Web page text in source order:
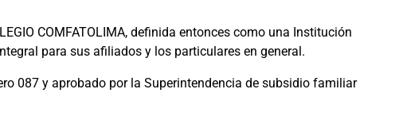
COMFATOLIMA, definida entonces como una Institución
para sus afiliados y los particulares en general.
087 y aprobado por la Superintendencia de subsidio familiar